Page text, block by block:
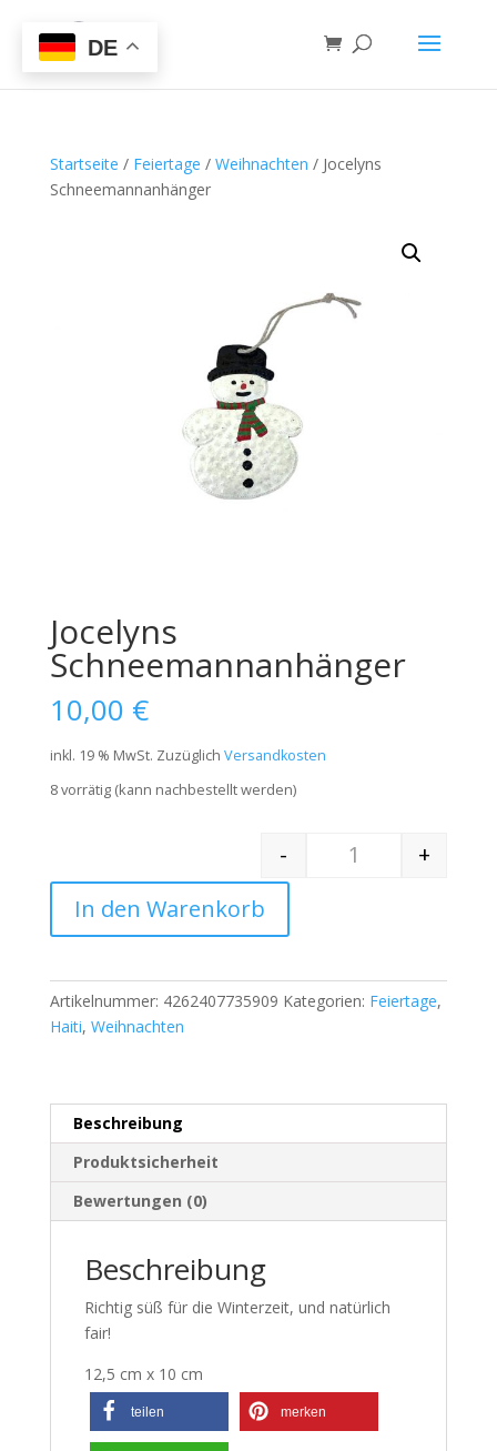
Startseite / Feiertage / Weihnachten / Jocelyns
Schneemannanhänger
Jocelyns
Schneemannanhänger
10,00 €
inkl. 19 % MwSt. Zuzüglich Versandkosten
8 vorrätig (kann nachbestellt werden)
Quantity
-
+
In den Warenkorb
Artikelnummer: 4262407735909 Kategorien: Feiertage,
Haiti, Weihnachten
Beschreibung
Produktsicherheit
Bewertungen (0)
Beschreibung
Richtig süß für die Winterzeit, und natürlich
fair!
12,5 cm x 10 cm
teilen merken
DE